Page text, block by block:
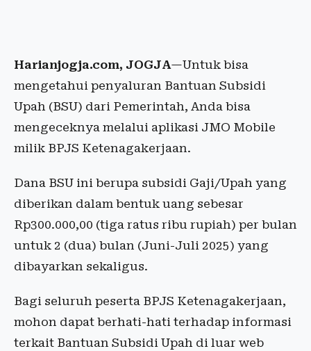
Harianjogja.com, JOGJA—Untuk bisa
mengetahui penyaluran Bantuan Subsidi
Upah (BSU) dari Pemerintah, Anda bisa
mengeceknya melalui aplikasi JMO Mobile
milik BPJS Ketenagakerjaan.
Dana BSU ini berupa subsidi Gaji/Upah yang
diberikan dalam bentuk uang sebesar
Rp300.000,00 (tiga ratus ribu rupiah) per bulan
untuk 2 (dua) bulan (Juni-Juli 2025) yang
dibayarkan sekaligus.
Bagi seluruh peserta BPJS Ketenagakerjaan,
mohon dapat berhati-hati terhadap informasi
terkait Bantuan Subsidi Upah di luar web